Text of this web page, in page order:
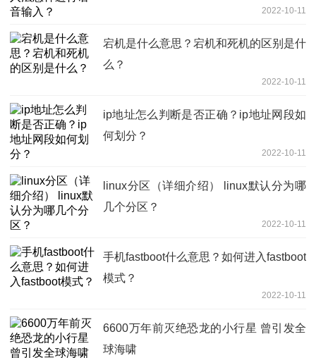
2022-10-11
宕机是什么意思？宕机和死机的区别是什
么？
2022-10-11
ip地址怎么判断是否正确？ip地址网段如
何划分？
2022-10-11
linux分区（详细介绍） linux默认分为哪
几个分区？
2022-10-11
手机fastboot什么意思？如何进入fastboot
模式？
2022-10-11
6600万年前灭绝恐龙的小行星 曾引发全
球海啸